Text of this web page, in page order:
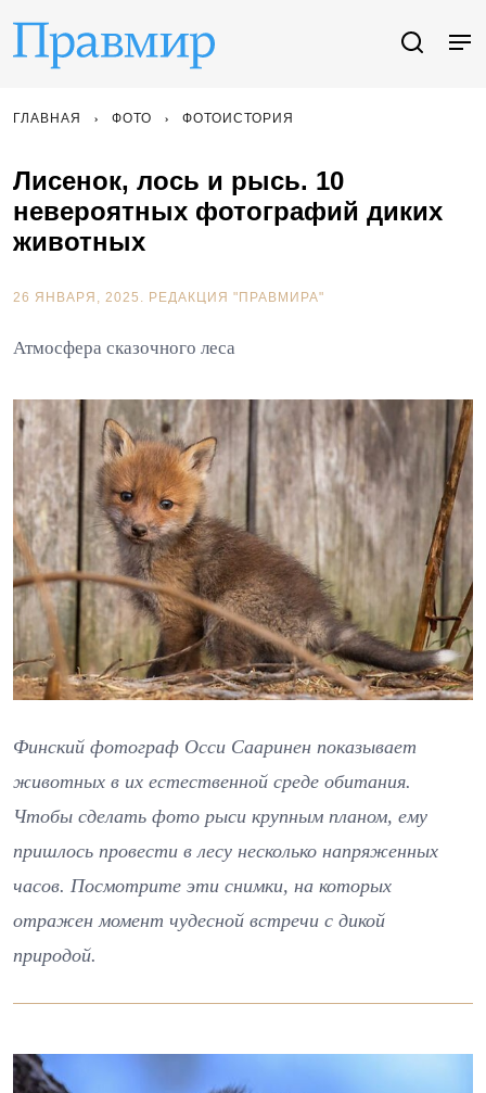
ГЛАВНАЯ ФОТО ФОТОИСТОРИЯ
Лисенок, лось и рысь. 10
невероятных фотографий диких
животных
26 ЯНВАРЯ, 2025. РЕДАКЦИЯ "ПРАВМИРА"
Атмосфера сказочного леса
Финский фотограф Осси Сааринен показывает
животных в их естественной среде обитания.
Чтобы сделать фото рыси крупным планом, ему
пришлось провести в лесу несколько напряженных
часов. Посмотрите эти снимки, на которых
отражен момент чудесной встречи с дикой
природой.